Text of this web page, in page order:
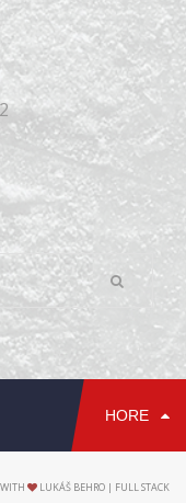
HORE
LUKÁŠ BEHRO | FULL STACK